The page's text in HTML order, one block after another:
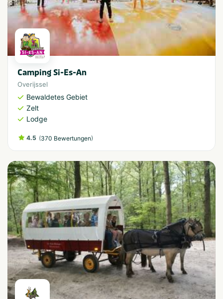
Camping Si-Es-An
Overijssel
Bewaldetes Gebiet
Zelt
Lodge
4.5 (370 Bewertungen)